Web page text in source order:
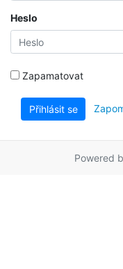
Heslo
Zapamatovat
Přihlásit se
Powered